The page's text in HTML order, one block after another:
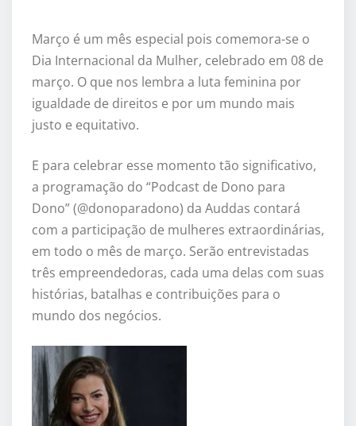
Março é um mês especial pois comemora-se o
Dia Internacional da Mulher, celebrado em 08 de
março. O que nos lembra a luta feminina por
igualdade de direitos e por um mundo mais
justo e equitativo.
E para celebrar esse momento tão significativo,
a programação do “Podcast de Dono para
Dono” (@donoparadono) da Auddas contará
com a participação de mulheres extraordinárias,
em todo o mês de março. Serão entrevistadas
três empreendedoras, cada uma delas com suas
histórias, batalhas e contribuições para o
mundo dos negócios.